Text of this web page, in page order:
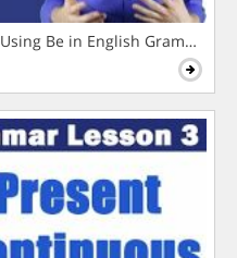
Be in English Grammar